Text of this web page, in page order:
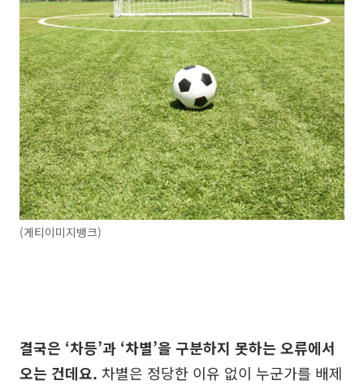
(게티이미지뱅크)
결국은 ‘차등’과 ‘차별’을 구분하지 못하는 오류에서
오는 건데요. 차별은 정당한 이유 없이 누군가를 배제